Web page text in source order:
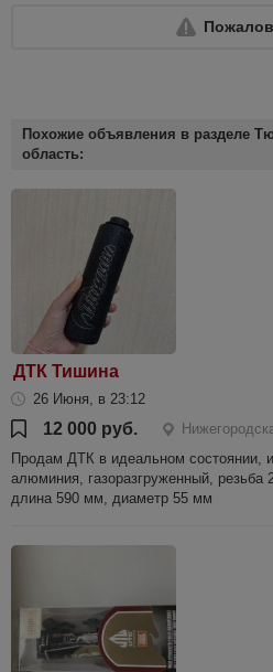
Похожие объявления в разделе
область:
ДТК Тишина
26 Июня, в 23:12
12 000 руб.
Продам ДТК в идеальном состоянии,
алюминия, газоразгруженный, резьба
длина 590 мм, диаметр 55 мм